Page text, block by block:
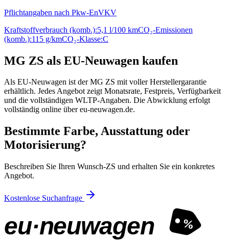
Pflichtangaben nach Pkw-EnVKV
Kraftstoffverbrauch (komb.):5,1 l/100 kmCO₂-Emissionen
(komb.):115 g/kmCO₂-Klasse:C
MG ZS als EU-Neuwagen kaufen
Als EU-Neuwagen ist der MG ZS mit voller Herstellergarantie
erhältlich. Jedes Angebot zeigt Monatsrate, Festpreis, Verfügbarkeit
und die vollständigen WLTP-Angaben. Die Abwicklung erfolgt
vollständig online über eu-neuwagen.de.
Bestimmte Farbe, Ausstattung oder
Motorisierung?
Beschreiben Sie Ihren Wunsch-ZS und erhalten Sie ein konkretes
Angebot.
Kostenlose Suchanfrage
eu·neuwagen %